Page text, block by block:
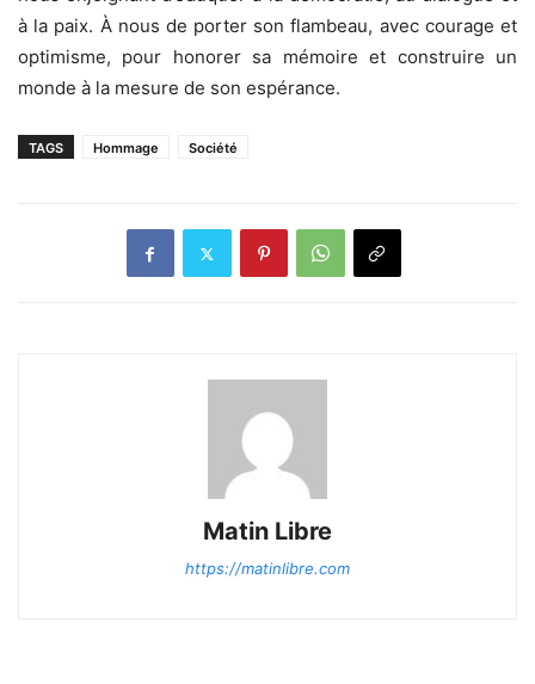
à la paix. À nous de porter son flambeau, avec courage et
optimisme, pour honorer sa mémoire et construire un
monde à la mesure de son espérance.
TAGS Hommage Société
Matin Libre
https://matinlibre.com